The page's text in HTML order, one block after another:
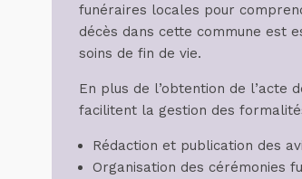
funéraires locales pour
décès dans cette commune est
soins de fin de vie.
En plus de l’obtention de l’acte
facilitent la gestion des
Rédaction et publication des
Organisation des cérémonies